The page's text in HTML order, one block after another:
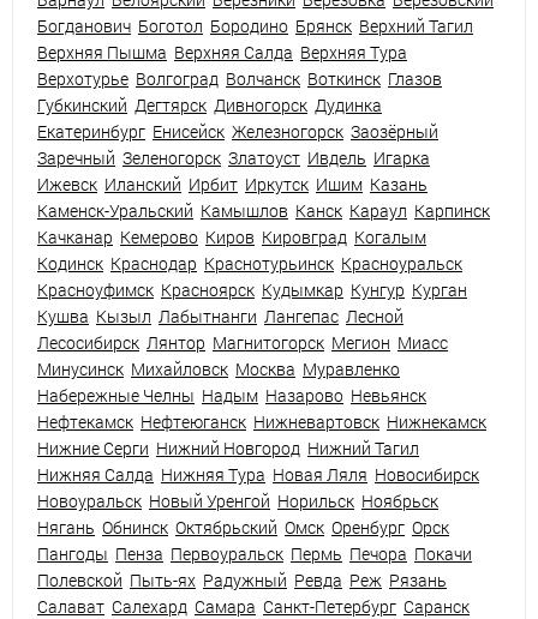
Богданович Боготол Бородино Брянск Верхний Тагил
Верхняя Пышма Верхняя Салда Верхняя Тура
Верхотурье Волгоград Волчанск Воткинск Глазов
Губкинский Дегтярск Дивногорск Дудинка
Екатеринбург Енисейск Железногорск Заозёрный
Заречный Зеленогорск Златоуст Ивдель Игарка
Ижевск Иланский Ирбит Иркутск Ишим Казань
Каменск-Уральский Камышлов Канск Караул Карпинск
Качканар Кемерово Киров Кировград Когалым
Кодинск Краснодар Краснотурьинск Красноуральск
Красноуфимск Красноярск Кудымкар Кунгур Курган
Кушва Кызыл Лабытнанги Лангепас Лесной
Лесосибирск Лянтор Магнитогорск Мегион Миасс
Минусинск Михайловск Москва Муравленко
Набережные Челны Надым Назарово Невьянск
Нефтекамск Нефтеюганск Нижневартовск Нижнекамск
Нижние Серги Нижний Новгород Нижний Тагил
Нижняя Салда Нижняя Тура Новая Ляля Новосибирск
Новоуральск Новый Уренгой Норильск Ноябрьск
Нягань Обнинск Октябрьский Омск Оренбург Орск
Пангоды Пенза Первоуральск Пермь Печора Покачи
Полевской Пыть-ях Радужный Ревда Реж Рязань
Салават Салехард Самара Санкт-Петербург Саранск